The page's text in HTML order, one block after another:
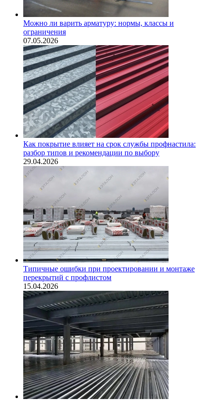
Можно ли варить арматуру: нормы, классы и
ограничения
07.05.2026
Как покрытие влияет на срок службы профнастила:
разбор типов и рекомендации по выбору
29.04.2026
Типичные ошибки при проектировании и монтаже
перекрытий с профлистом
15.04.2026